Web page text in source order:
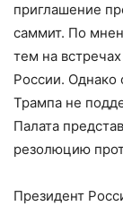
приглашение
саммит. По
тем на
России. Однако
Трампа не
Палата
резолюцию
Президент